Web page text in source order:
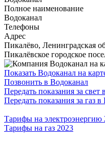
Полное наименование
Водоканал
Телефоны
Адрес
Пикалёво, Ленинградская
Пикалёвское городское
Показать Водоканал на
Позвонить в Водоканал
Передать показания за свет
Передать показания за газ
Тарифы на электроэнергию
Тарифы на газ 2023